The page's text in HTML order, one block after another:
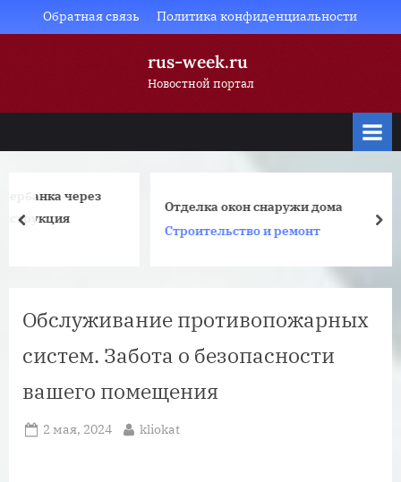
to
Обратная связь Политика конфиденциальности
rus-week.ru
Новостной портал
Отделка окон снаружи дома
Строительство и ремонт
prev
Обслуживание противопожарных
систем. Забота о безопасности
вашего помещения
Posted
2 мая, 2024 By
kliokat